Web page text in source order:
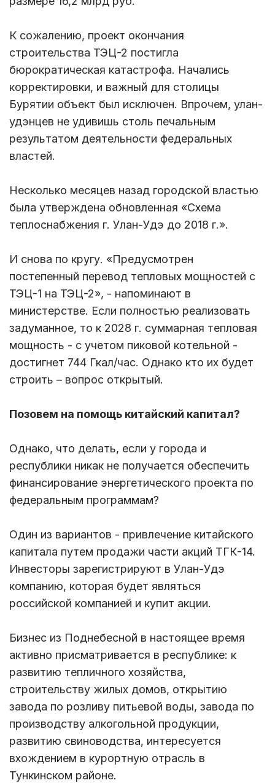
К сожалению, проект окончания
строительства ТЭЦ-2 постигла
бюрократическая катастрофа. Начались
корректировки, и важный для столицы
Бурятии объект был исключен. Впрочем, улан-
удэнцев не удивишь столь печальным
результатом деятельности федеральных
властей.
Несколько месяцев назад городской властью
была утверждена обновленная «Схема
теплоснабжения г. Улан-Удэ до 2018 г.».
И снова по кругу. «Предусмотрен
постепенный перевод тепловых мощностей с
ТЭЦ-1 на ТЭЦ-2», - напоминают в
министерстве. Если полностью реализовать
задуманное, то к 2028 г. суммарная тепловая
мощность - с учетом пиковой котельной -
достигнет 744 Гкал/час. Однако кто их будет
строить – вопрос открытый.
Позовем на помощь китайский капитал?
Однако, что делать, если у города и
республики никак не получается обеспечить
финансирование энергетического проекта по
федеральным программам?
Один из вариантов - привлечение китайского
капитала путем продажи части акций ТГК-14.
Инвесторы зарегистрируют в Улан-Удэ
компанию, которая будет являться
российской компанией и купит акции.
Бизнес из Поднебесной в настоящее время
активно присматривается в республике: к
развитию тепличного хозяйства,
строительству жилых домов, открытию
завода по розливу питьевой воды, завода по
производству алкогольной продукции,
развитию свиноводства, интересуется
вхождением в курортную отрасль в
Тункинском районе.